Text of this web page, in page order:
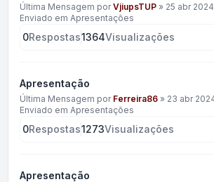
Última Mensagem porVjiupsTUP » 25 abr
Enviado em Apresentações
0Respostas1364Visualizações
Apresentação
Última Mensagem por Ferreira86 » 23 abr
Enviado em Apresentações
0Respostas1273Visualizações
Apresentação